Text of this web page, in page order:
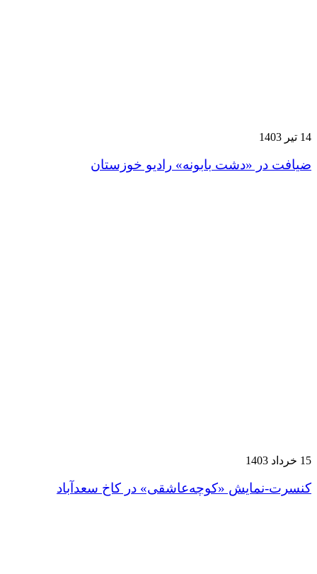
14 تیر 1403
ضیافت در «دشت بابونه» رادیو خوزستان
15 خرداد 1403
کنسرت-نمایش «کوچه‌عاشقی» در کاخ سعدآباد